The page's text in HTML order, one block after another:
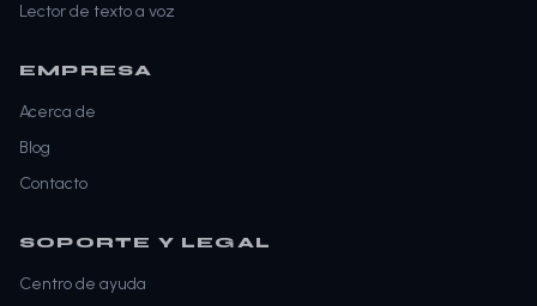
Lector de texto a voz
EMPRESA
Acerca de
Blog
Contacto
SOPORTE Y LEGAL
Centro de ayuda